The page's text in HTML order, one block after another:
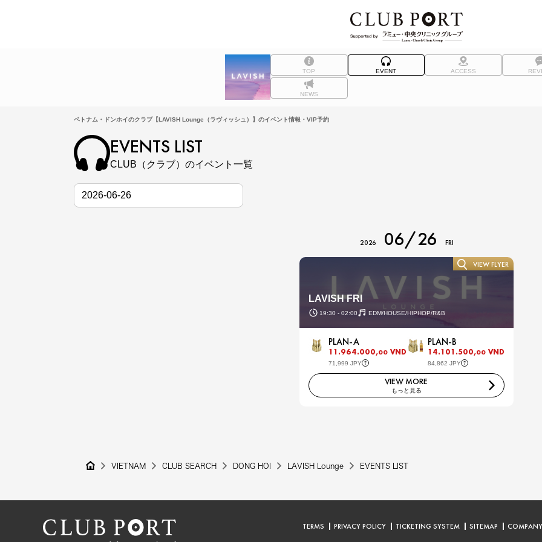
TOP EVENT ACCESS
NEWS
ベトナム・ドンホイのクラブ【LAVISH Lounge（ラヴィッシュ）】のイベント情報・VIP予約
EVENTS LIST
CLUB（クラブ）のイベント一覧
2026 06/26 FRI
LAVISH FRI
19:30 - 02:00 EDM/HOUSE/HIPHOP/R&B
VIEW FLYER
PLAN-A
11.964.000,00VND
71,999 JPY
PLAN-B
14.101.500,00VND
84,862 JPY
VIEW MORE
もっと見る
VIETNAM CLUB SEARCH DONG HOI LAVISH Lounge EVENTS LIST
TERMS PRIVACY POLICY TICKETING SYSTEM SITEMAP COMPANY